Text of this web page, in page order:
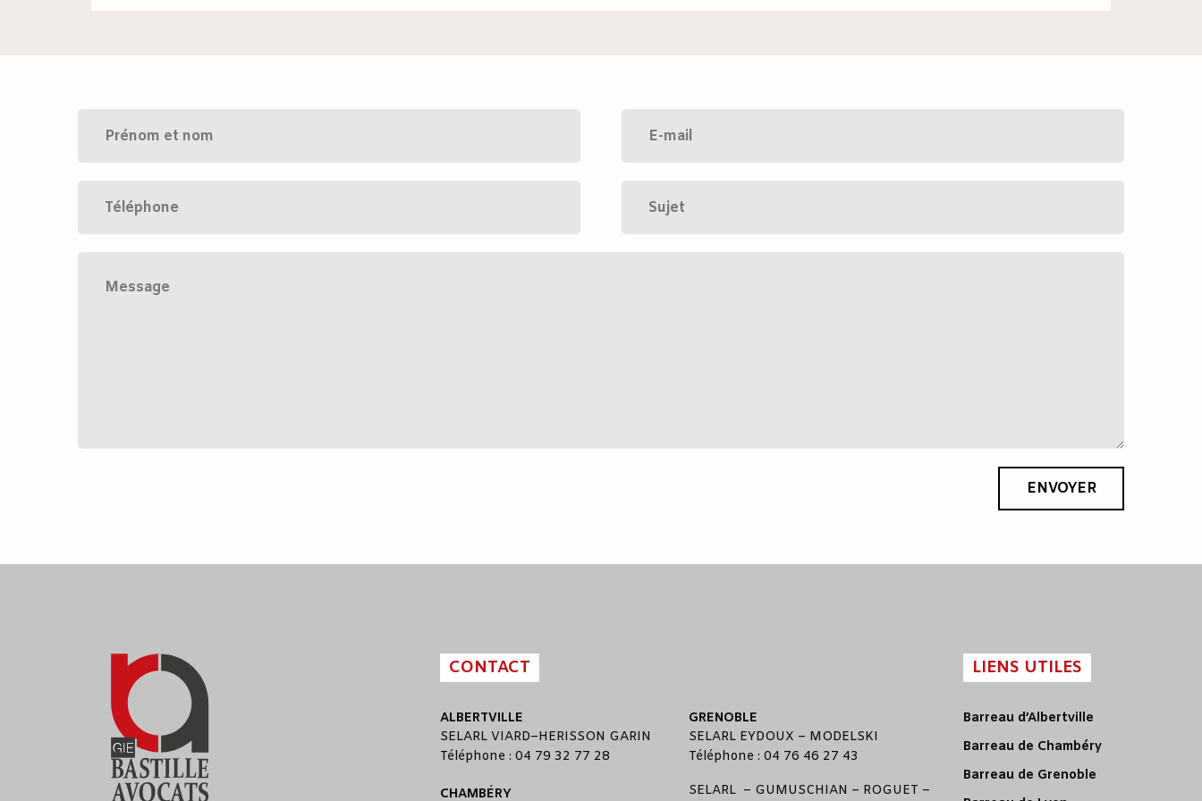
ENVOYER
CONTACT
ALBERTVILLE
SELARL VIARD–HERISSON GARIN
Téléphone : 04 79 32 77 28
CHAMBÉRY
GRENOBLE
SELARL EYDOUX – MODELSKI
Téléphone : 04 76 46 27 43
SELARL – GUMUSCHIAN – ROGUET –
LIENS UTILES
Barreau d’Albertville
Barreau de Chambéry
Barreau de Grenoble